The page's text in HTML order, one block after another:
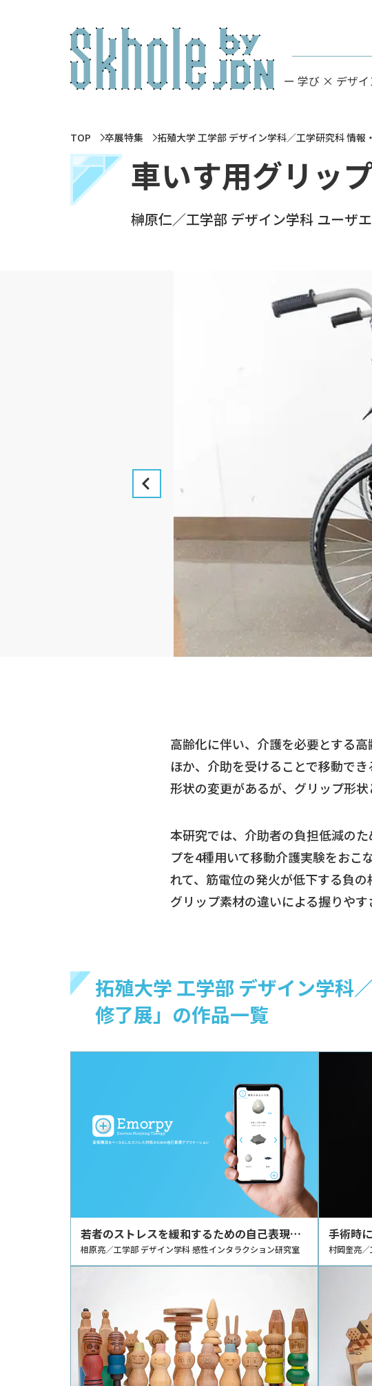
ー 学び × デザイ
TOP 卒展特集 拓殖大学 工学部 デザイン学科／工学研究科 情
車いす用グリッ
榊原仁／工学部 デザイン学科 ユーザ
高齢化に伴い、介護を必要とする
ほか、介助を受けることで移動で
形状の変更があるが、グリップ形
本研究では、介助者の負担低減の
プを4種用いて移動介護実験をおこ
れて、筋電位の発火が低下する負
グリップ素材の違いによる握りやす
拓殖大学 工学部 デザイン学科
修了展」の作品一覧
若者のストレスを緩和するための自己表現ア
プリケーション
相原亮／工学部 デザイン学科 感性インタラクション研究室
手術時
ール
村岡奎亮